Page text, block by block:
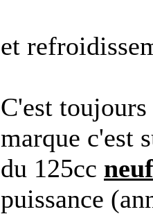
et
C'est
marque c'est
du 125cc neuf
puissance